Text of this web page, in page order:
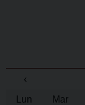
‹
Lun
Mar